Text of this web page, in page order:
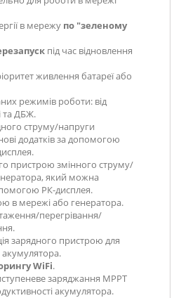
в мережу по "зеленому
під час відновлення
живлення батареї або
режимів роботи: від
та ДБЖ.
струму/напруги
додатків за допомогою
пристрою змінного струму/
який можна
РК-дисплея.
в мережі або генератора.
перегрівання/
зарядного пристрою для
акумулятора.
WiFi.
заряджання MPPT
акумулятора.